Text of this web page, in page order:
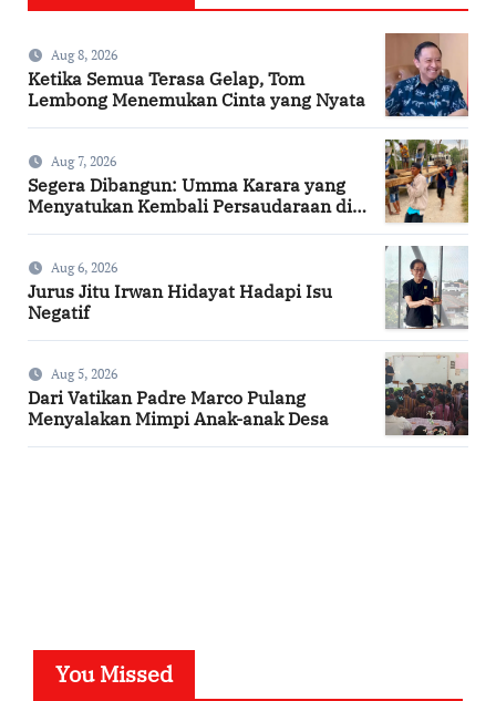
Aug 8, 2026
Ketika Semua Terasa Gelap, Tom
Lembong Menemukan Cinta yang Nyata
Aug 7, 2026
Segera Dibangun: Umma Karara yang
Menyatukan Kembali Persaudaraan di
Aug 6, 2026
Jurus Jitu Irwan Hidayat Hadapi Isu
Negatif
Aug 5, 2026
Dari Vatikan Padre Marco Pulang
Menyalakan Mimpi Anak-anak Desa
You Missed